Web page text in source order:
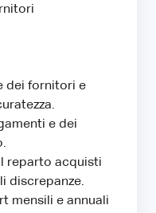
dei fornitori e
e dei
reparto acquisti
discrepanze.
mensili e annuali